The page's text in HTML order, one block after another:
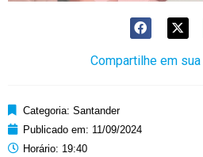
Compartilhe em
Categoria: Santander
Publicado em: 11/09/2024
Horário: 19:40